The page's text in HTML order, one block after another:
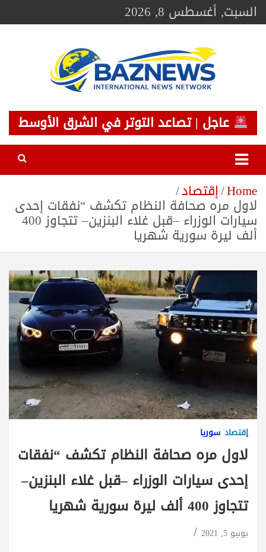
Skip
toالسبت, أغسطس 8, 2026
BAZNEWS
شبكة باز الإخبارية
عاجل | تصاعد التوتر في الشرق الأوسط
Home إقتصاد
لاول مره صحافة النظام تكشف “نفقات إحدى
سيارات الوزراء –قبل غلاء البنزين– تتجاوز 400
ألف ليرة سورية شهريا
إقتصاد سوريا
لاول مره صحافة النظام تكشف “نفقات
إحدى سيارات الوزراء –قبل غلاء البنزين–
تتجاوز 400 ألف ليرة سورية شهريا
يونيو 5, 2021